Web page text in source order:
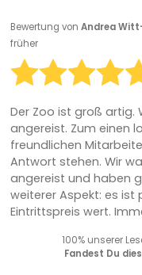
Bewertung von Andrea
früher
Der Zoo ist groß artig.
angereist. Zum einen
freundlichen
Antwort stehen. Wir
angereist und haben
weiterer Aspekt: es ist
Eintrittspreis wert.
100% unserer
Fandest Du